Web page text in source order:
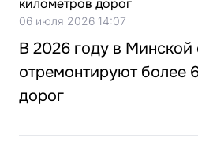
06 июля 2026 14:07
В 2026 году в Минской
отремонтируют более
дорог